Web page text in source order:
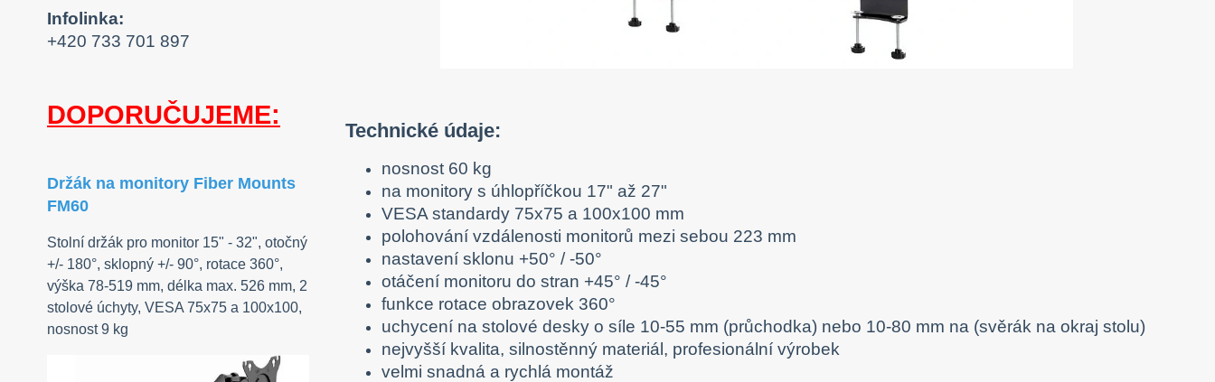
Infolinka:
+420 733 701 897
DOPORUČUJEME:
Držák na monitory Fiber Mounts
FM60
Stolní držák pro monitor 15" - 32", otočný
+/- 180°, sklopný +/- 90°, rotace 360°,
výška 78-519 mm, délka max. 526 mm, 2
stolové úchyty, VESA 75x75 a 100x100,
nosnost 9 kg
Technické údaje:
nosnost 60 kg
na monitory s úhlopříčkou 17" až 27"
VESA standardy 75x75 a 100x100 mm
polohování vzdálenosti monitorů mezi sebou 223 mm
nastavení sklonu +50° / -50°
otáčení monitoru do stran +45° / -45°
funkce rotace obrazovek 360°
uchycení na stolové desky o síle 10-55 mm (průchodka) nebo 10-80 mm na (svěrák na okraj stolu)
nejvyšší kvalita, silnostěnný materiál, profesionální výrobek
velmi snadná a rychlá montáž